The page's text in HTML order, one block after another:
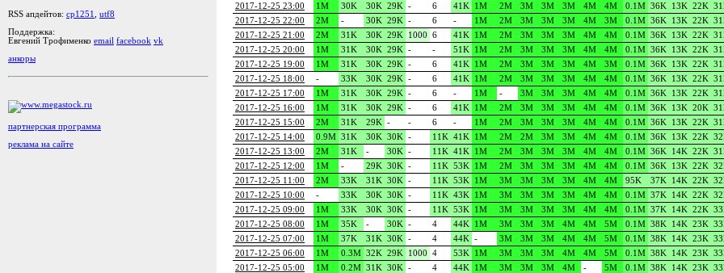
RSS апдейтов: cp1251
utf8
Поддержка:
Евгений Трофименко email facebook vk
анкоры
партнерская программа
реклама на сайте
2017-12-25 23:00 1M 30K 30K 29K - 6 41K 1M 2M 3M 3M 3M 4M 4M 0.1M 36K 13K 22K
2017-12-25 22:00
2M - 30K 29K - 6 - 1M 2M 3M 3M 3M 4M 3M 0.1M 36K 13K 22K
2017-12-25 21:00
2M 31K 30K 29K 1000 6 41K 1M 2M 3M 3M 3M 4M 4M 0.1M 36K 13K 22K
2017-12-25 20:00
1M 31K 30K 29K - - 51K 1M 2M 3M 3M 3M 4M 4M 0.1M 36K 13K 22K
2017-12-25 19:00
1M 31K 30K 29K - 6 41K 1M 2M 3M 3M 3M 4M 3M 0.1M 36K 13K 22K
2017-12-25 18:00
- 33K 30K 29K - 6 41K 1M 2M 3M 3M 3M 4M 4M 0.1M 36K 13K 22K
2017-12-25 17:00
1M 31K 30K 29K - 6 - 1M - 3M 3M 3M 4M 4M 0.1M 36K 13K 22K
2017-12-25 16:00
1M 31K 30K 29K - 6 41K 1M 2M 3M 3M 3M 4M 4M 0.1M 36K 13K 20K
2017-12-25 15:00
2M 31K 29K - - 6 - 1M 2M 3M 3M 3M 4M 4M 0.1M 36K 13K 22K
2017-12-25 14:00
0.9M 31K 30K 30K - 11K 41K 1M 2M 2M 3M 3M 4M 4M 0.1M 36K 13K 22K
2017-12-25 13:00
2M 31K - 30K - 11K 41K 1M 2M 3M 3M 3M 4M 4M 0.1M 36K 14K 22K
2017-12-25 12:00
1M - 29K 30K - 11K 53K 1M 2M 3M 3M 3M 4M 4M 0.1M 36K 13K 22K
2017-12-25 11:00
2M 33K 31K 30K - 11K 53K 1M 3M 3M 3M 3M 4M 4M 95K 37K 14K 22K
2017-12-25 10:00
- 33K 30K 30K - 11K 43K 1M 3M 3M 3M 3M 4M 4M 0.1M 37K 14K 22K
2017-12-25 09:00
1M 33K 30K 30K - 11K 53K 1M 3M 3M 3M 3M 4M 4M 0.1M 37K 14K 22K
2017-12-25 08:00
1M 35K - 30K - 4 44K 1M 3M 3M 3M 4M 4M 5M 0.1M 38K 14K 23K
2017-12-25 07:00
1M 37K 31K 30K - 4 44K - 3M 3M 3M 4M 4M 5M 0.1M 38K 14K 23K
2017-12-25 06:00
1M 0.3M 32K 29K 1000 4 53K 1M 3M 3M 3M 4M 4M 5M 0.1M 38K 14K 23K
2017-12-25 05:00
1M 0.2M 31K 30K - 4 44K 1M 3M 3M 3M 4M - 5M 0.1M 38K 14K 23K